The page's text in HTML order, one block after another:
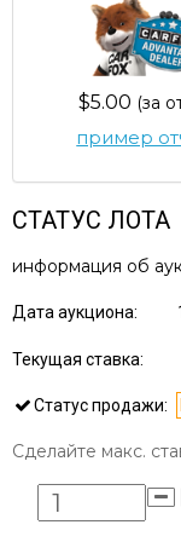
$5.00 (за
пример
СТАТУС ЛОТА
информация об
Дата аукциона:
Текущая ставка:
Статус продажи:
Сделайте макс.